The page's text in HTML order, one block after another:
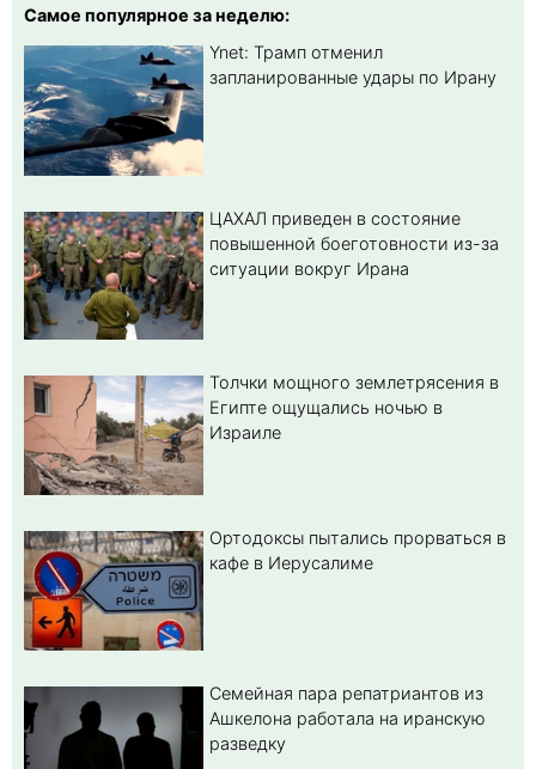
Самое популярное за неделю:
Ynet: Трамп отменил
запланированные удары по Ирану
ЦАХАЛ приведен в состояние
повышенной боеготовности из-за
ситуации вокруг Ирана
Толчки мощного землетрясения в
Египте ощущались ночью в
Израиле
Ортодоксы пытались прорваться в
кафе в Иерусалиме
Семейная пара репатриантов из
Ашкелона работала на иранскую
разведку